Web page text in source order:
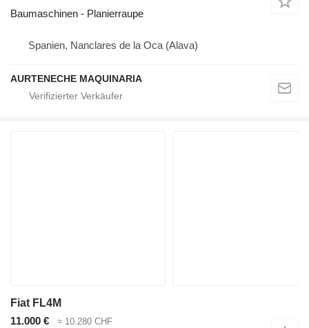
Baumaschinen - Planierraupe
Spanien, Nanclares de la Oca (Alava)
AURTENECHE MAQUINARIA
Fiat FL4M
11.000 €
≈ 10.280 CHF